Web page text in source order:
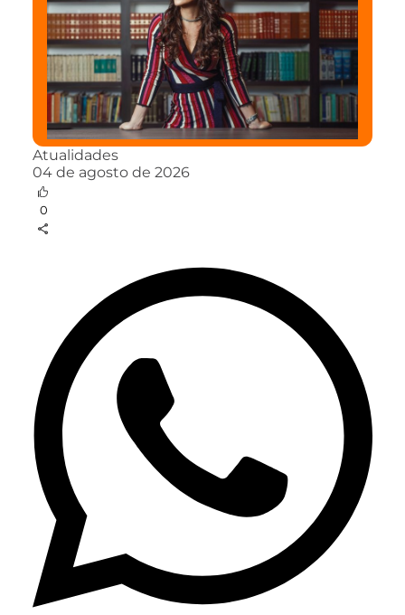
Atualidades
04 de agosto de 2026
0